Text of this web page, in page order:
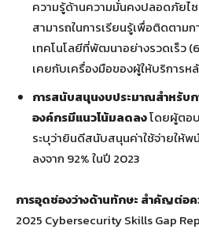
ความรู้ด้านความมั่นคงปลอดภัยไซ
สามารถในการเรียนรู้เพื่อติดตาม
เทคโนโลยีที่พัฒนาอย่างรวดเร็ว
เคยกับเครื่องมือของผู้ให้บริการห
การสนับสนุนงบประมาณสำหรับก
องค์กรมีแนวโน้มลดลงโดยผู้ตอ
ระบุว่ายินดีสนับสนุนค่าใช้จ่ายให้
ลงจาก 92% ในปี 2023
การอุดช่องว่างด้านทักษะ สำคัญต่อ
2025 Cybersecurity Skills Gap